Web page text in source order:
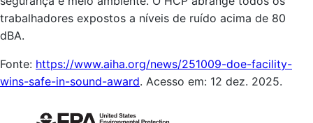
trabalhadores expostos a níveis de ruído acima de 80
dBA.
Fonte: https://www.aiha.org/news/251009-doe-facility-
wins-safe-in-sound-award. Acesso em: 12 dez. 2025.